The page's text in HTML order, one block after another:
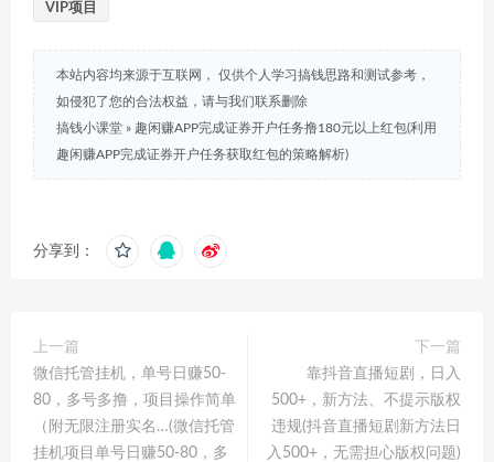
VIP项目
本站内容均来源于互联网， 仅供个人学习搞钱思路和测试参考，
如侵犯了您的合法权益，请与我们联系删除
搞钱小课堂 » 趣闲赚APP完成证券开户任务撸180元以上红包(利用
趣闲赚APP完成证券开户任务获取红包的策略解析)
分享到：
上一篇
微信托管挂机，单号日赚50-
80，多号多撸，项目操作简单
（附无限注册实名…(微信托管
挂机项目单号日赚50-80，多
下一篇
靠抖音直播短剧，日入
500+，新方法、不提示版权
违规(抖音直播短剧新方法日
入500+，无需担心版权问题)